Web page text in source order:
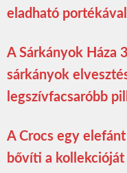
eladható portékával
A Sárkányok Háza
sárkányok
legszívfacsaróbb
A Crocs egy
bővíti a kollekcióját